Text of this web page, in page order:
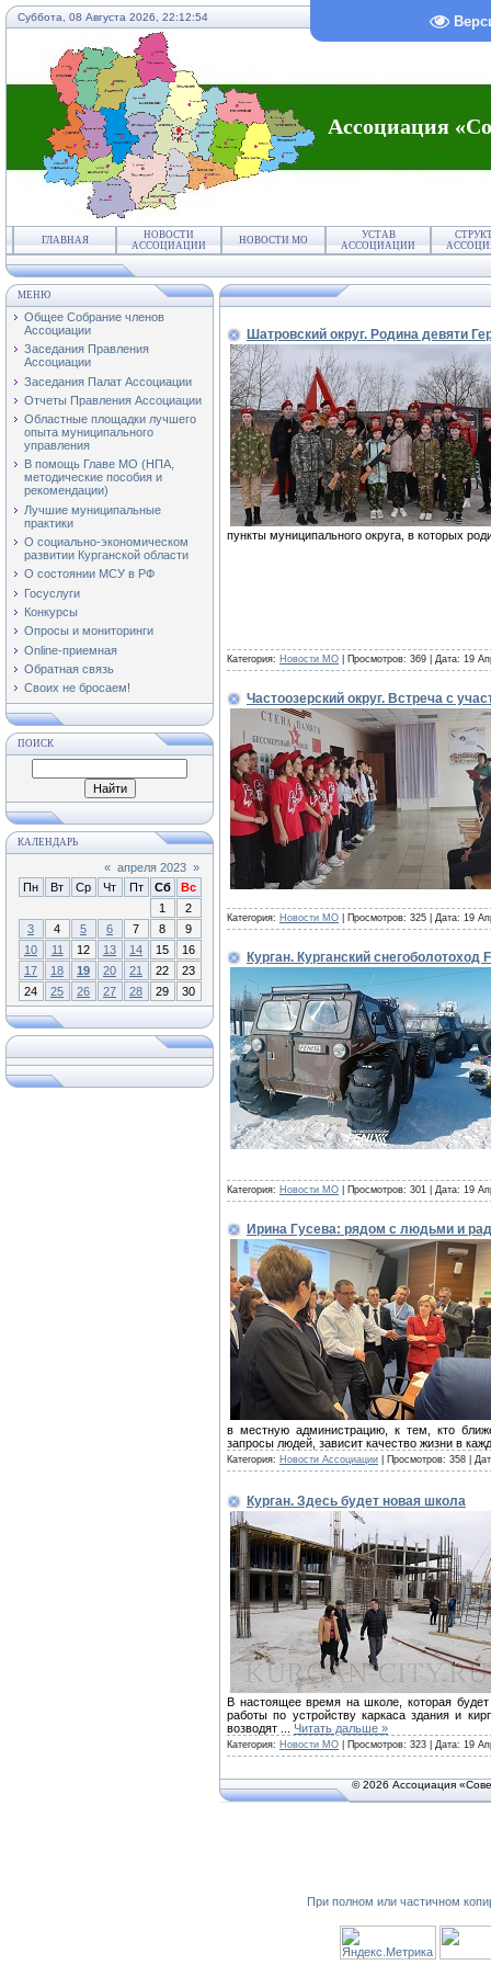
Суббота, 08 Августа 2026, 22:12:54
Ассоциация
ГЛАВНАЯ
НОВОСТИ
АССОЦИАЦИИ
НОВОСТИ МО
УСТАВ
АССОЦИАЦИИ
МЕНЮ
Общее Собрание членов
Ассоциации
Заседания Правления
Ассоциации
Заседания Палат Ассоциации
Отчеты Правления Ассоциации
Областные площадки лучшего
опыта муниципального
управления
В помощь Главе МО (НПА,
методические пособия и
рекомендации)
Лучшие муниципальные
практики
О социально-экономическом
развитии Курганской области
О состоянии МСУ в РФ
Госуслуги
Конкурсы
Опросы и мониторинги
Online-приемная
Обратная связь
Своих не бросаем!
ПОИСК
КАЛЕНДАРЬ
« апреля 2023 »
Пн
Вт Ср Чт Пт Сб
Вс
1
2
3
4 5 6 7 8
9
10
11 12 13 14 15
16
17
18 19 20 21 22
23
24
25 26 27 28 29 30
Шатровский округ. Родина девяти
пункты муниципального округа, в которых
Категория: Новости МО | Просмотров: 369 | Дата: 19
Частоозерский округ. Встреча с
Категория: Новости МО | Просмотров: 325 | Дата: 19
Курган. Курганский
Категория: Новости МО | Просмотров: 301 | Дата: 19
Ирина Гусева: рядом с людьми и
в местную администрацию, к тем, кто
запросы людей, зависит качество жизни в
Категория: Новости Ассоциации | Просмотров: 358 |
Курган. Здесь будет новая школа
В настоящее время на школе, которая
работы по устройству каркаса здания и
возводят
Читать дальше »
Категория: Новости МО | Просмотров: 323 | Дата: 19
© 2026 Ассоциация
При полном или частичном